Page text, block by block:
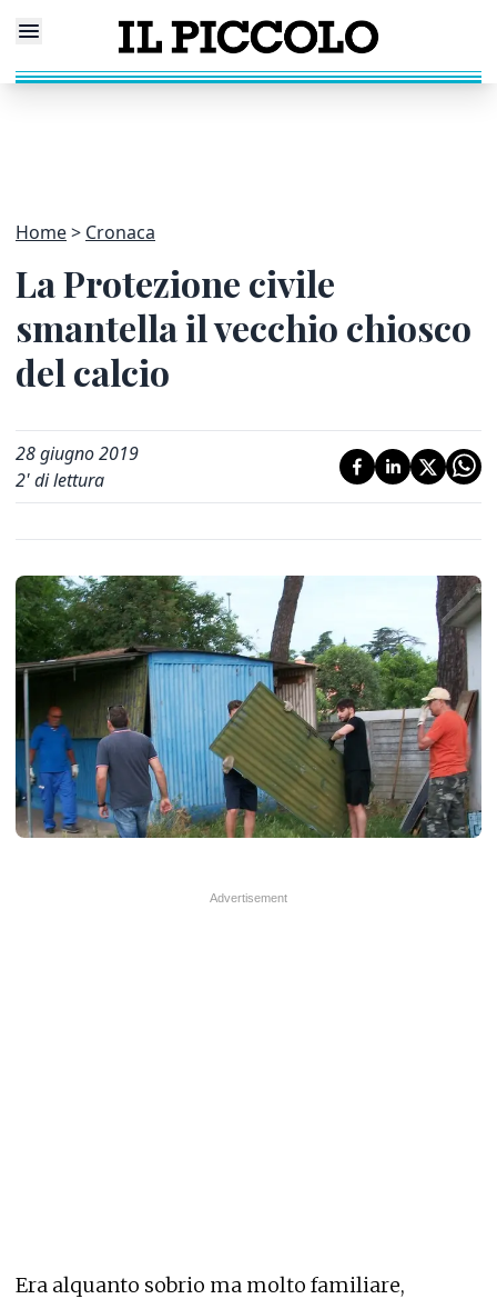
Home Cronaca
La Protezione civile
smantella il vecchio chiosco
del calcio
28 giugno 2019
2' di lettura
Era alquanto sobrio ma molto familiare,